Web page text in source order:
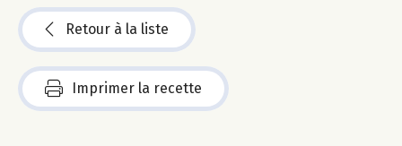
Retour à la liste
Imprimer la recette